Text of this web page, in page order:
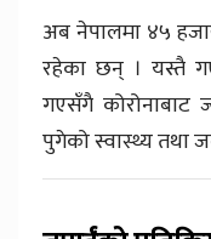
अब नेपालमा ४५
रहेका छन् । यस्तै
गएसँगै
पुगेको स्वास्थ्य तथा